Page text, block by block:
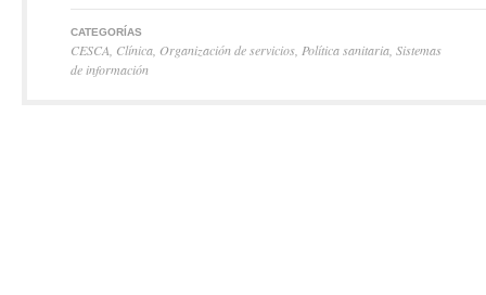
CATEGORÍAS
CESCA Clínica Organización de servicios Política sanitaria Sistemas
de información